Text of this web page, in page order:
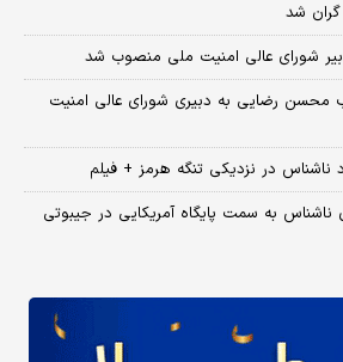
شد
شورای عالی امنیت ملی منصوب شد
محسن رضایی به دبیری شورای عالی امنیت
ناشناس در نزدیکی تنگه هرمز + فیلم
به سمت پایگاه آمریکایی در جیبوتی